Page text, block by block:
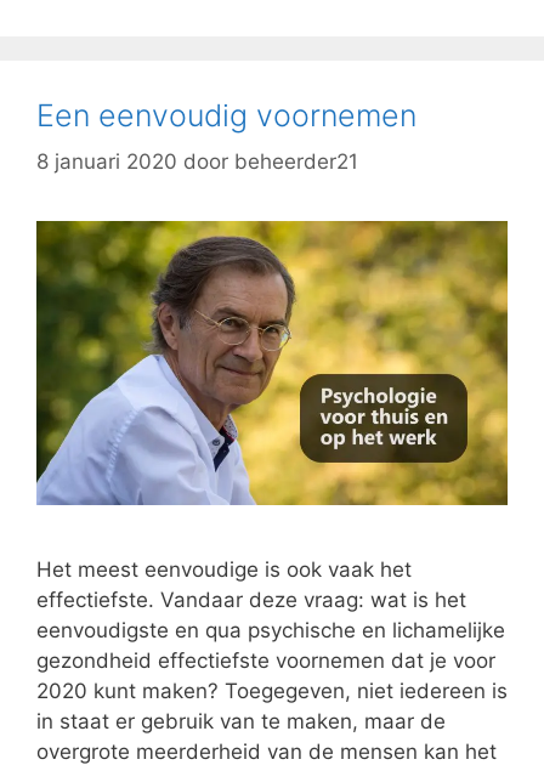
Een eenvoudig voornemen
8 januari 2020 door beheerder21
Het meest eenvoudige is ook vaak het
effectiefste. Vandaar deze vraag: wat is het
eenvoudigste en qua psychische en lichamelijke
gezondheid effectiefste voornemen dat je voor
2020 kunt maken? Toegegeven, niet iedereen is
in staat er gebruik van te maken, maar de
overgrote meerderheid van de mensen kan het